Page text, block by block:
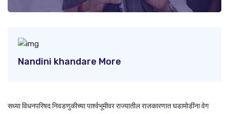
Nandini khandare More
सध्या विधनपरिषद निवडणुकीच्या पार्श्वभूमीवर राज्यातील राजकारणात घडामोडींना वेग